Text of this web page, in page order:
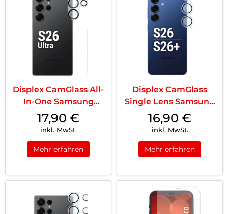
Displex CamGlass All-
In-One Samsung
Galaxy S26 Ult...
17,90 €
inkl. MwSt.
Mehr erfahren
Displex CamGlass
Single Lens Samsung
Galaxy S26 Tr...
16,90 €
inkl. MwSt.
Mehr erfahren